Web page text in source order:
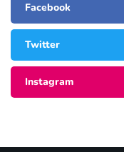
Facebook
Twitter
Instagram